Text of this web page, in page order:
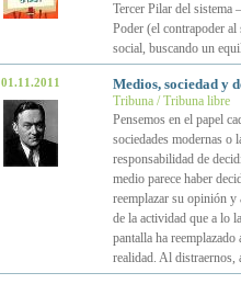
Tercer Pilar del
Poder (el contrapoder al
social, buscando un
01.11.2011 Medios, sociedad y
Tribuna / Tribuna libre
Pensemos en el papel
sociedades modernas o
responsabilidad de
medio parece haber
reemplazar su opinión y
de la actividad que a lo
pantalla ha
realidad. Al